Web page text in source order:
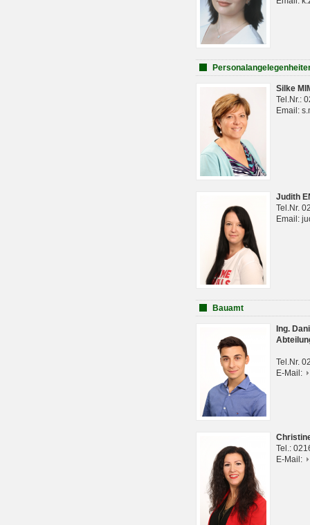
Silke
Tel.Nr.:
Email:
Judith
Tel.Nr.
Email:
Bauamt
Ing.
Tel.Nr.
E-Mail:
Tel.:
E-Mail: